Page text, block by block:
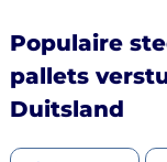
Populaire
pallets
Duitsland​